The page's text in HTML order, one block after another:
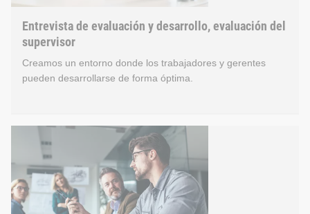
S1 - 8 Cobertura de negociación colectiva y diálogo social
Cobertura por representantes de los empleados en el
Nota: en las empresas nacionales más pequeñas no hay
Entrevista de evaluación y desarrollo, evaluación del
supervisor
Creamos un entorno donde los trabajadores y gerentes
pueden desarrollarse de forma óptima.
Entrevista de evaluación
Creamos un entorno donde los trabajadores y gerentes
En estas entrevistas anuales, reflexionan sobre la